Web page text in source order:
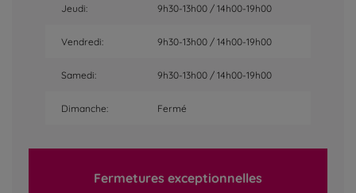
Jeudi: 9h30-13h00 / 14h00-19h00
Vendredi: 9h30-13h00 / 14h00-19h00
Samedi: 9h30-13h00 / 14h00-19h00
Dimanche: Fermé
Fermetures exceptionnelles